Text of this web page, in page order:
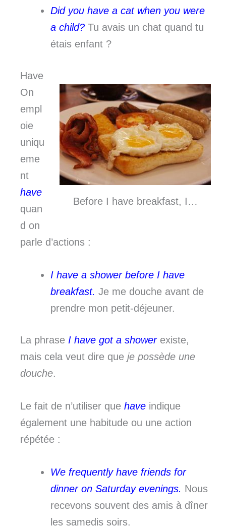
Did you have a cat when you were
a child? Tu avais un chat quand tu
étais enfant ?
Have
Before I have breakfast, I…
On
empl
oie
uniqu
eme
nt
have
quan
d on
parle d’actions :
I have a shower before I have
breakfast. Je me douche avant de
prendre mon petit-déjeuner.
La phrase I have got a showerexiste,
mais cela veut dire que je possède une
douche.
Le fait de n’utiliser que have indique
également une habitude ou une action
répétée :
We frequently have friends for
dinner on Saturday evenings. Nous
recevons souvent des amis à dîner
les samedis soirs.